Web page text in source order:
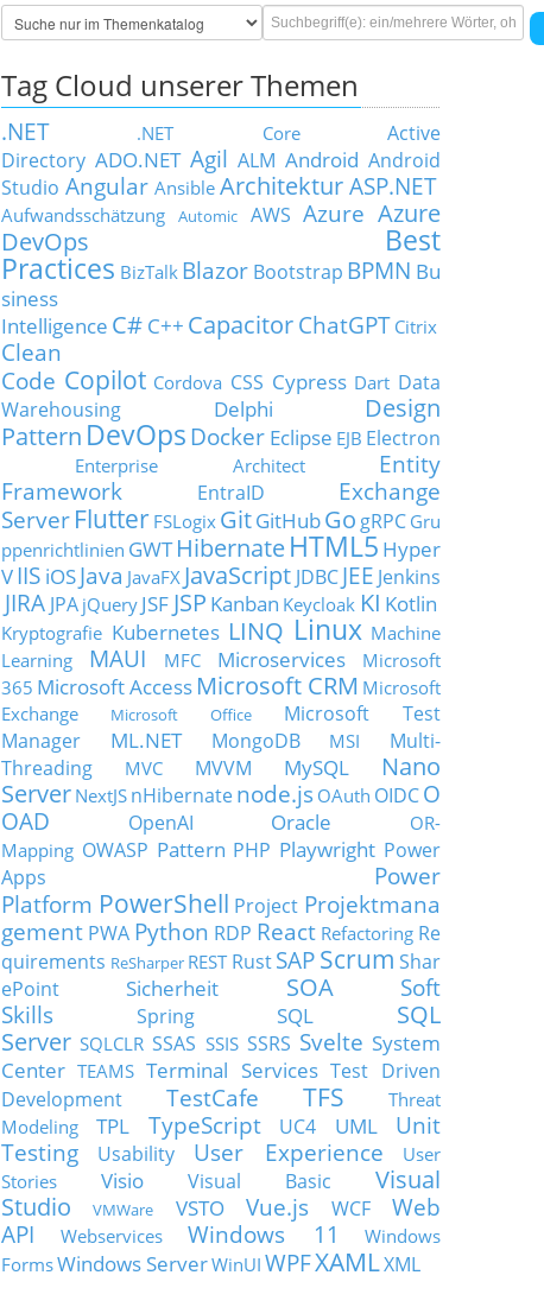
Tag Cloud unserer Themen
.NET .NET Core
Active
Directory ADO.NET Agil ALM Android Android
Studio Angular Ansible Architektur ASP.NET
Aufwandsschätzung Automic AWS Azure Azure
DevOps
Best
Practices BizTalk Blazor Bootstrap BPMN Bu
siness
Intelligence C# C++ Capacitor ChatGPT Citrix
Clean
Code Copilot Cordova CSS Cypress Dart Data
Warehousing
Delphi
Design
Pattern DevOps Docker Eclipse EJB Electron
Enterprise Architect
Entity
Framework
EntraID
Exchange
Server Flutter FSLogix GitGitHubGo gRPC Gru
ppenrichtlinien GWT HibernateHTML5 Hyper
VIIS iOSJava JavaFX JavaScript JDBC JEE Jenkins
JIRA JPA jQuery JSF JSP Kanban Keycloak KI Kotlin
Kryptografie Kubernetes LINQ Linux Machine
Learning
MAUI MFC Microservices
Microsoft
365 Microsoft Access Microsoft CRM Microsoft
Exchange
Microsoft Office
Microsoft Test
Manager
ML.NET MongoDB MSI
Multi-
Threading
MVC MVVM MySQL
Nano
Server NextJS nHibernatenode.js OAuth OIDCO
OAD
OpenAI Oracle
OR-
Mapping OWASP Pattern PHP Playwright Power
Apps
Power
Platform PowerShell Project Projektmana
gement PWA Python RDP React Refactoring Re
quirements ReSharper REST Rust SAP Scrum Shar
ePoint
Sicherheit SOA
Soft
Skills
Spring SQL
SQL
Server SQLCLR SSAS SSIS SSRS Svelte System
Center TEAMS Terminal Services Test Driven
Development
TestCafe TFS
Threat
Modeling
TPL TypeScript UC4 UML
Unit
Testing
Usability User Experience
User
Stories
Visio Visual Basic
Visual
Studio
VMWare VSTO Vue.js WCF
Web
API
Webservices Windows 11
Windows
FormsWindows ServerWinUI WPFXAMLXML